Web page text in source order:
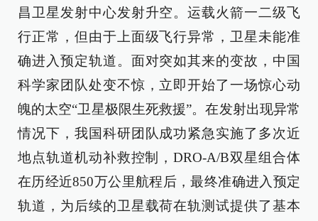
昌卫星发射中心发射升空。运载火箭一二级飞
行正常，但由于上面级飞行异常，卫星未能准
确进入预定轨道。面对突如其来的变故，中国
科学家团队处变不惊，立即开始了一场惊心动
魄的太空“卫星极限生死救援”。在发射出现异常
情况下，我国科研团队成功紧急实施了多次近
地点轨道机动补救控制，DRO-A/B双星组合体
在历经近850万公里航程后，最终准确进入预定
轨道，为后续的卫星载荷在轨测试提供了基本